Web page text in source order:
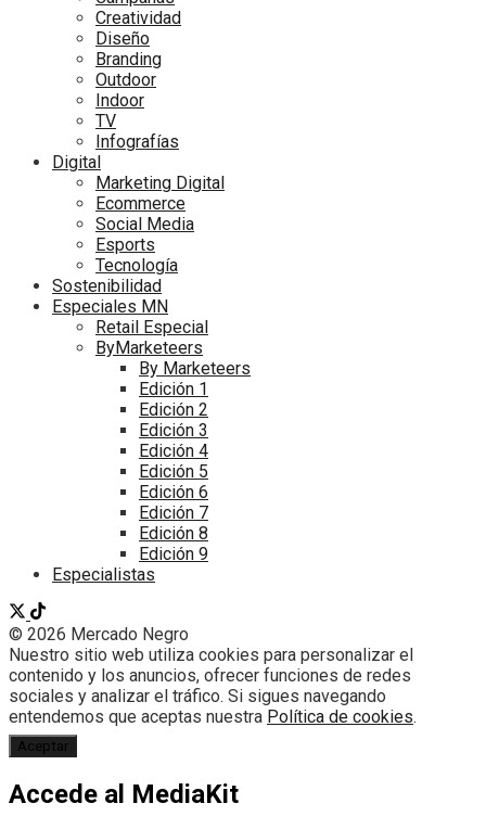
Creatividad
Diseño
Branding
Outdoor
Indoor
TV
Infografías
Digital
Marketing Digital
Ecommerce
Social Media
Esports
Tecnología
Sostenibilidad
Especiales MN
Retail Especial
ByMarketeers
By Marketeers
Edición 1
Edición 2
Edición 3
Edición 4
Edición 5
Edición 6
Edición 7
Edición 8
Edición 9
Especialistas
© 2026 Mercado Negro
Nuestro sitio web utiliza cookies para personalizar el
contenido y los anuncios, ofrecer funciones de redes
sociales y analizar el tráfico. Si sigues navegando
entendemos que aceptas nuestra Política de cookies.
Aceptar
Accede al MediaKit